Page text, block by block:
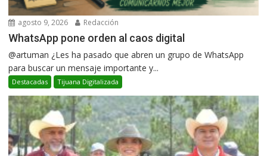
agosto 9, 2026 Redacción
WhatsApp pone orden al caos digital
@artuman ¿Les ha pasado que abren un grupo de WhatsApp
para buscar un mensaje importante y...
Destacadas Tijuana Digitalizada